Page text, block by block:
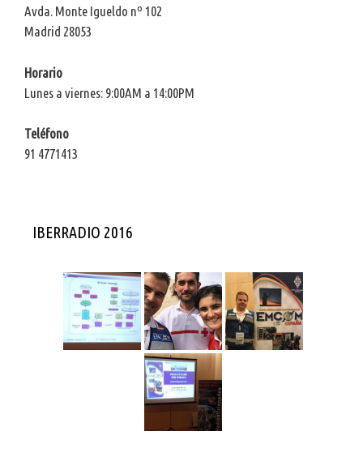
Avda. Monte Igueldo nº 102
Madrid 28053
Horario
Lunes a viernes: 9:00AM a 14:00PM
Teléfono
91 4771413
IBERRADIO 2016